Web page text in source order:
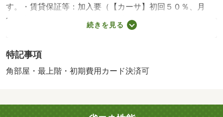
す。・賃貸保証等：加入要（【カーサ】初回５０％、月
額：家賃総額の１．２％（引落手数料込）更新料１万円
【オリコ】初回保証料なし 月額保証料：賃料等総額
菌施工代 17600円
続きを見る
特記事項
角部屋・最上階・初期費用カード決済可